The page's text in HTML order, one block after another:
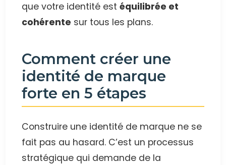
que votre identité estéquilibrée et
cohérente sur tous les plans.
Comment créer une
identité de marque
forte en 5 étapes
Construire une identité de marque ne se
fait pas au hasard. C’est un processus
stratégique qui demande de la